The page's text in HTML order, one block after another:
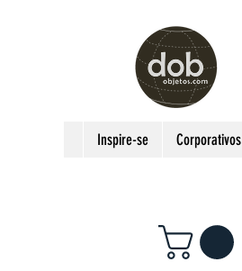
Inspire-se Corporativos